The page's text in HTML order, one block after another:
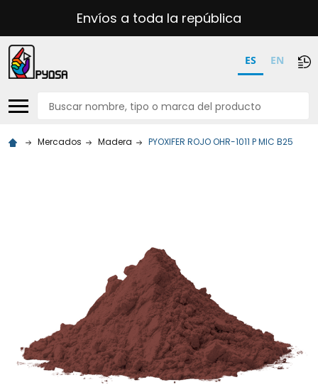
Envíos a toda la república
ES EN
Buscar
Mercados Madera PYOXIFER ROJO OHR-1011 P MIC B25